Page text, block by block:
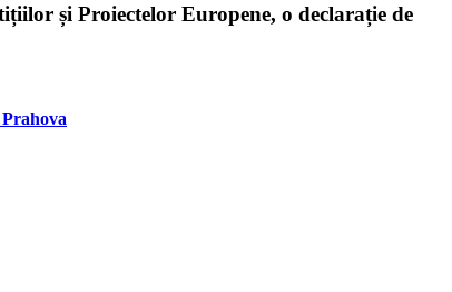
și Proiectelor Europene, o declarație de